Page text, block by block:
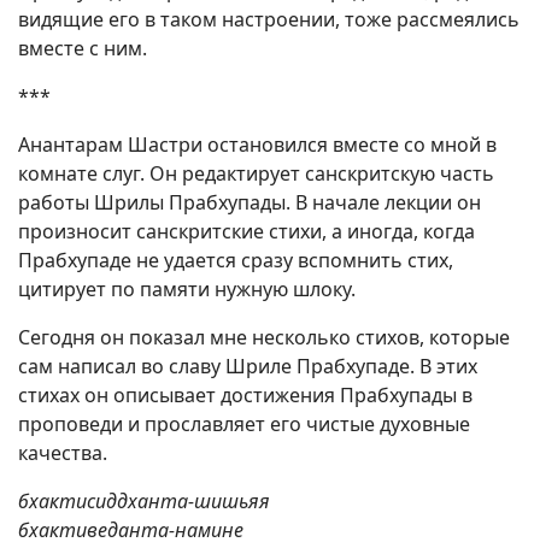
видящие его в таком настроении, тоже рассмеялись
вместе с ним.
***
Анантарам Шастри остановился вместе со мной в
комнате слуг. Он редактирует санскритскую часть
работы Шрилы Прабхупады. В начале лекции он
произносит санскритские стихи, а иногда, когда
Прабхупаде не удается сразу вспомнить стих,
цитирует по памяти нужную шлоку.
Сегодня он показал мне несколько стихов, которые
сам написал во славу Шриле Прабхупаде. В этих
стихах он описывает достижения Прабхупады в
проповеди и прославляет его чистые духовные
качества.
бхактисиддханта-шишьяя
бхактиведанта-намине